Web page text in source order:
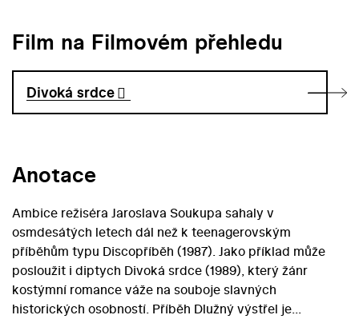
Film na Filmovém přehledu
Divoká srdce
Anotace
Ambice režiséra Jaroslava Soukupa sahaly v
osmdesátých letech dál než k teenagerovským
příběhům typu Discopříběh (1987). Jako příklad může
posloužit i diptych Divoká srdce (1989), který žánr
kostýmní romance váže na souboje slavných
historických osobností. Příběh Dlužný výstřel je